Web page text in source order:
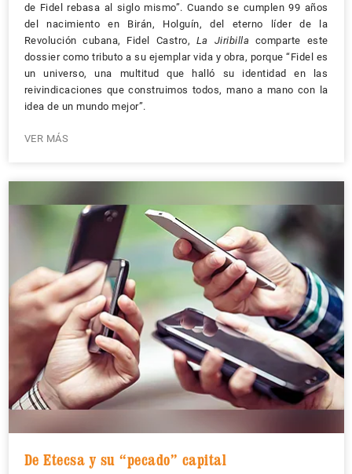
de Fidel rebasa al siglo mismo”. Cuando se cumplen 99 años
del nacimiento en Birán, Holguín, del eterno líder de la
Revolución cubana, Fidel Castro, La Jiribilla comparte este
dossier como tributo a su ejemplar vida y obra, porque “Fidel es
un universo, una multitud que halló su identidad en las
reivindicaciones que construimos todos, mano a mano con la
idea de un mundo mejor”.
VER MÁS
De Etecsa y su “pecado” capital